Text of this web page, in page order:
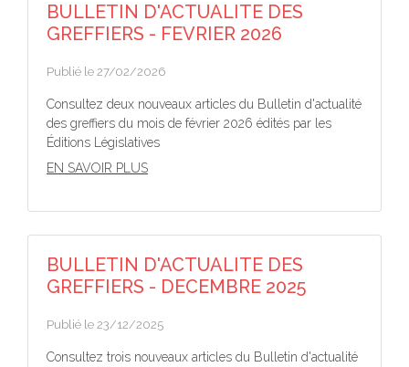
BULLETIN D'ACTUALITE DES
GREFFIERS - FEVRIER 2026
Publié le 27/02/2026
Consultez deux nouveaux articles du Bulletin d'actualité
des greffiers du mois de février 2026 édités par les
Éditions Législatives
EN SAVOIR PLUS
BULLETIN D'ACTUALITE DES
GREFFIERS - DECEMBRE 2025
Publié le 23/12/2025
Consultez trois nouveaux articles du Bulletin d'actualité